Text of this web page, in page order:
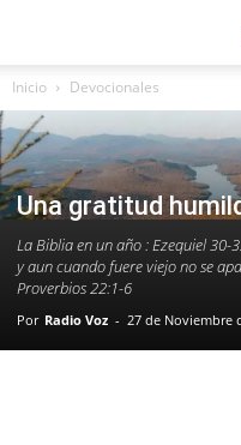
Inicio Devocionales
Una gratitud
La Biblia en un año : Ezequiel 30-
y aun cuando fuere viejo no se
Proverbios 22:1-6
Por Radio Voz - 27 de Noviembre